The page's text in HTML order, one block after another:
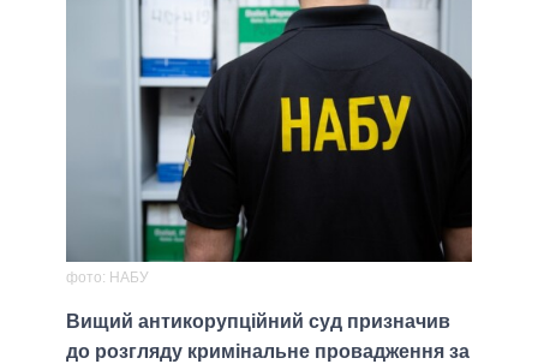
фото: НАБУ
Вищий антикорупційний суд призначив
до розгляду кримінальне провадження за